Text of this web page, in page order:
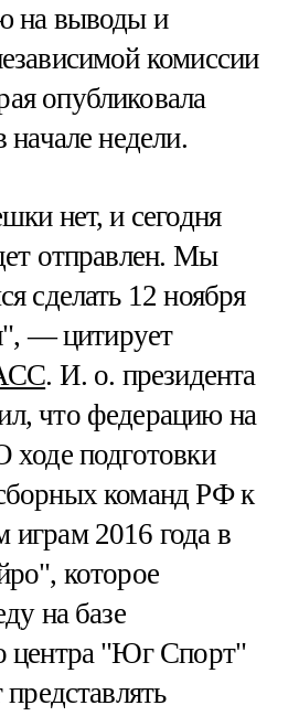
на выводы и
комиссии
опубликовала
начале недели.
нет, и сегодня
отправлен. Мы
сделать 12 ноября
— цитирует
. И. о. президента
что федерацию на
подготовки
команд РФ к
2016 года в
которое
на базе
центра "Юг Спорт"